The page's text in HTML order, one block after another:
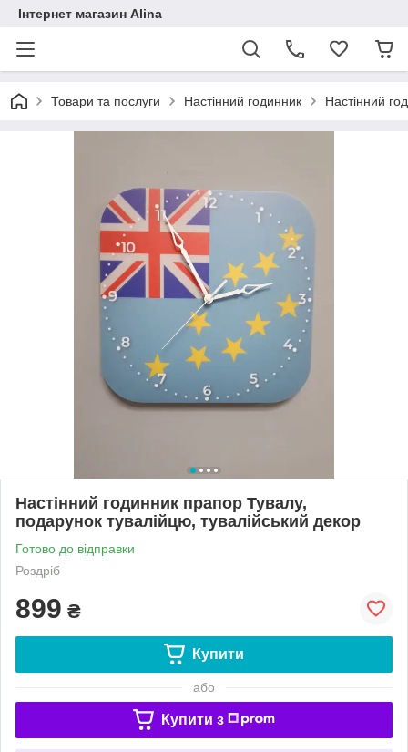
Інтернет магазин Alina
Товари та послуги Настінний годинник Настінний
Настінний годинник прапор Тувалу,
подарунок тувалійцю, тувалійський декор
Готово до відправки
Роздріб
899 ₴
Купити
або
Купити з